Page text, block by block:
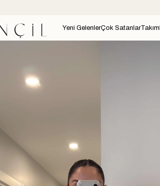
Yeni GelenlerÇok SatanlarTakım